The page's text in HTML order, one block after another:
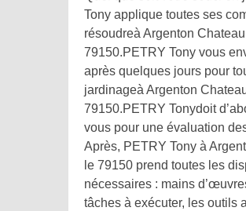
Tony applique toutes ses
résoudreà Argenton
79150.PETRY Tony vous
après quelques jours pour
jardinageà Argenton
79150.PETRY Tonydoit
vous pour une évaluation
Après, PETRY Tony à
le 79150 prend toutes les
nécessaires : mains
tâches à exécuter, les outils